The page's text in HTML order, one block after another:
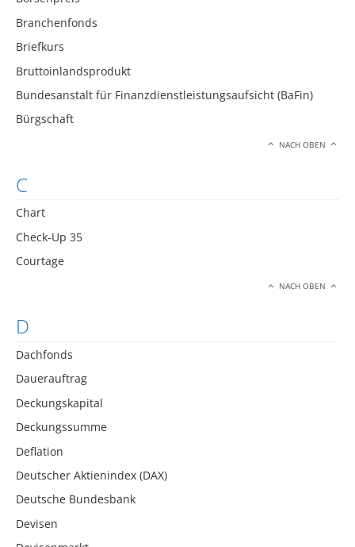
Branchenfonds
Briefkurs
Bruttoinlandsprodukt
Bundesanstalt für Finanzdienstleistungsaufsicht (BaFin)
Bürgschaft
NACH OBEN
C
Chart
Check-Up 35
Courtage
NACH OBEN
D
Dachfonds
Dauerauftrag
Deckungskapital
Deckungssumme
Deflation
Deutscher Aktienindex (DAX)
Deutsche Bundesbank
Devisen